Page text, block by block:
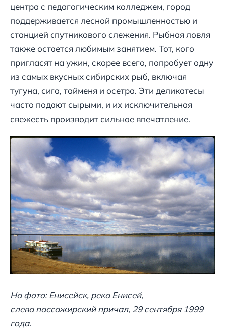
центра с педагогическим колледжем, город
поддерживается лесной промышленностью и
станцией спутникового слежения. Рыбная ловля
также остается любимым занятием. Тот, кого
пригласят на ужин, скорее всего, попробует одну
из самых вкусных сибирских рыб, включая
тугуна, сига, тайменя и осетра. Эти деликатесы
часто подают сырыми, и их исключительная
свежесть производит сильное впечатление.
На фото: Енисейск, река Енисей,
слева пассажирский причал, 29 сентября 1999
года.